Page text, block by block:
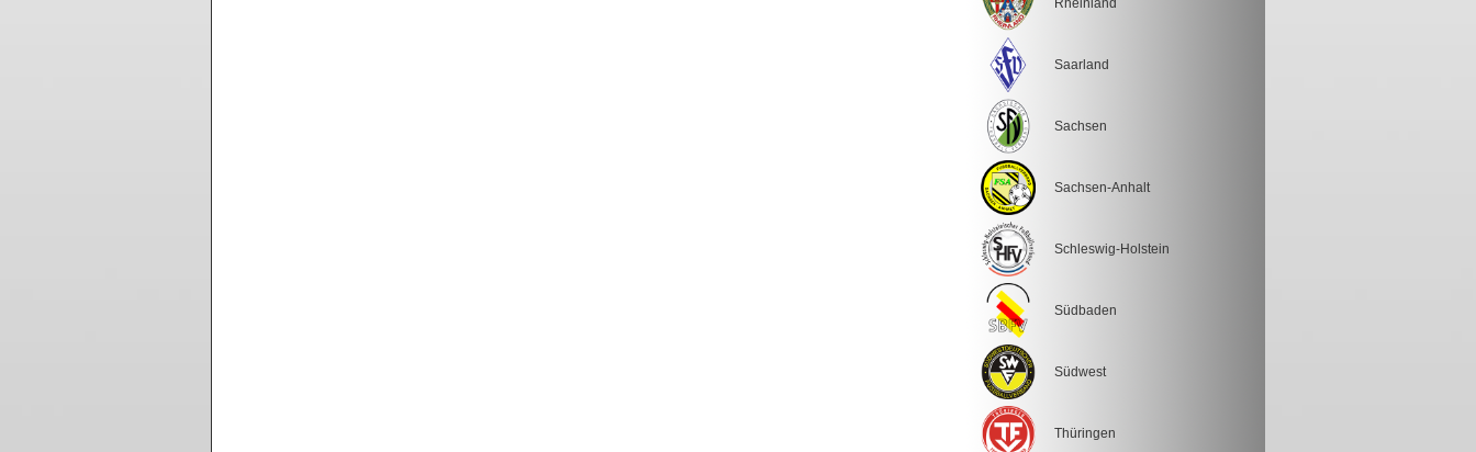
Rheinland
Saarland
Sachsen
Sachsen-Anhalt
Schleswig-Holstein
Südbaden
Südwest
Thüringen